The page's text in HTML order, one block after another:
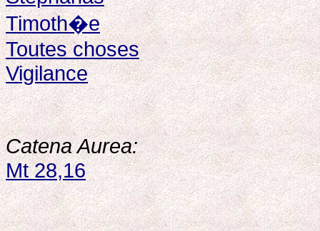
Timoth�e
Toutes choses
Vigilance
Catena Aurea:
Mt 28,16